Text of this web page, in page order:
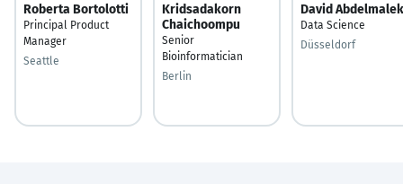
Roberta Bortolotti
Principal Product
Manager
Seattle
Kridsadakorn
Chaichoompu
Senior
Bioinformatician
Berlin
David Abdelmalek
Data Science
Düsseldorf